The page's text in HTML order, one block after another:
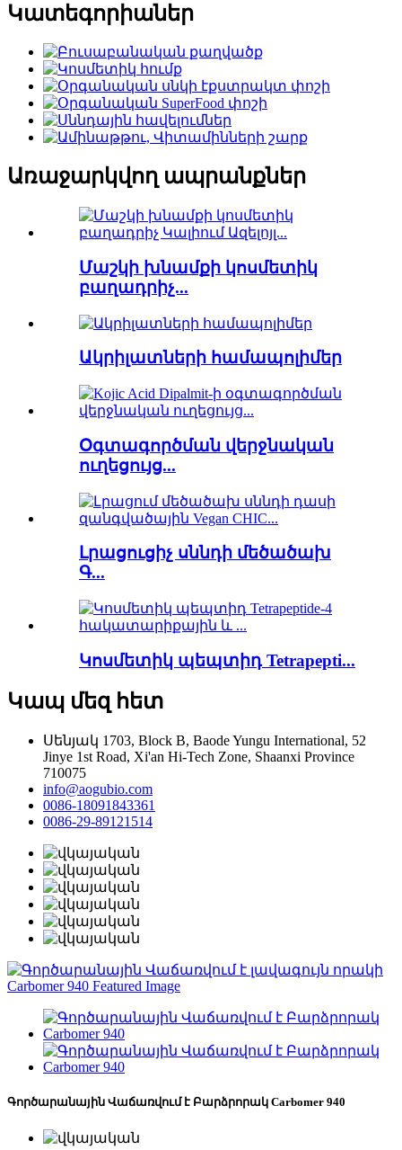
Կատեգորիաներ
Առաջարկվող ապրանքներ
Մաշկի խնամքի կոսմետիկ
բաղադրիչ...
Ակրիլատների համապոլիմեր
Օգտագործման վերջնական
ուղեցույց...
Լրացուցիչ սննդի մեծածախ
Գ...
Կոսմետիկ պեպտիդ Tetrapepti...
Կապ մեզ հետ
Սենյակ 1703, Block B, Baode Yungu International, 52
Jinye 1st Road, Xi'an Hi-Tech Zone, Shaanxi Province
710075
info@aogubio.com
0086-18091843361
0086-29-89121514
Գործարանային Վաճառվում է Բարձրորակ Carbomer 940